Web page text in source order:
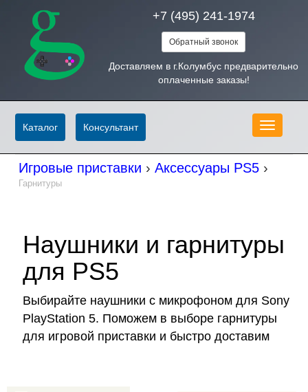
+7 (495) 241-1974
Обратный звонок
Доставляем в г.Колумбус предварительно
оплаченные заказы!
Меню
Каталог Консультант
Игровые приставки ›Аксессуары PS5 ›
Гарнитуры
Наушники и гарнитуры
для PS5
Выбирайте наушники с микрофоном для Sony
PlayStation 5. Поможем в выборе гарнитуры
для игровой приставки и быстро доставим